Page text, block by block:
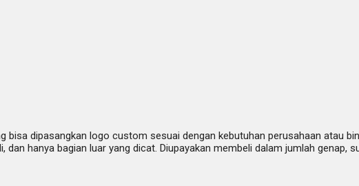
bisa dipasangkan logo custom sesuai dengan kebutuhan perusahaan atau
hanya bagian luar yang dicat. Diupayakan membeli dalam jumlah genap,